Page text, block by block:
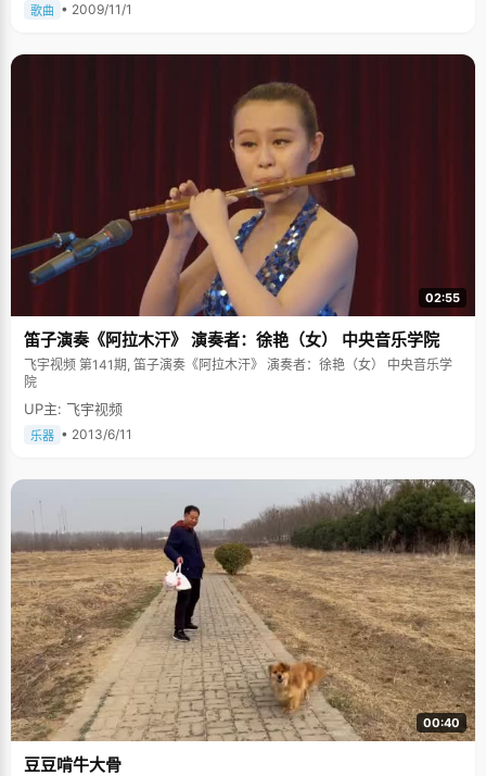
歌曲 • 2009/11/1
02:55
笛子演奏《阿拉木汗》 演奏者：徐艳（女） 中央音乐学院
飞宇视频 第141期, 笛子演奏《阿拉木汗》 演奏者：徐艳（女） 中央音乐学
院
UP主: 飞宇视频
乐器 • 2013/6/11
00:40
豆豆啃牛大骨